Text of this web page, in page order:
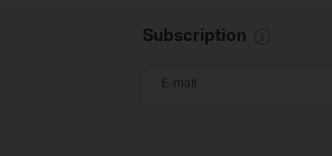
Subscription
E-mail